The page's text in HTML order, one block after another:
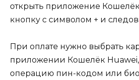
открыть приложение
кнопку с символом + и
При оплате нужно выбрать
приложении Кошелёк
операцию пин-кодом или